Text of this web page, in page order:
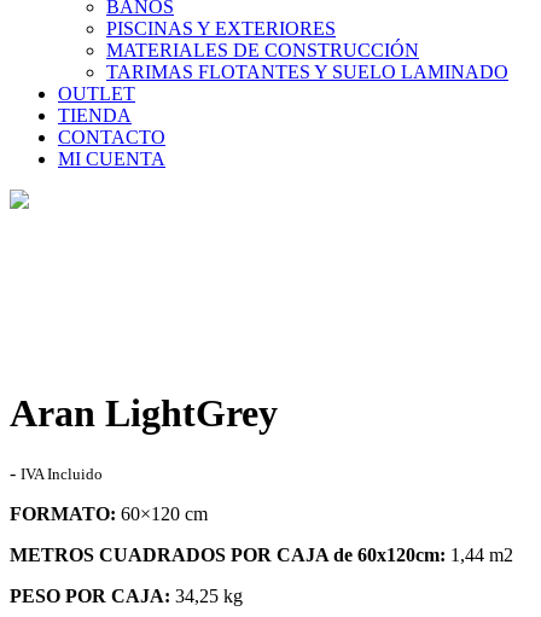
BAÑOS
PISCINAS Y EXTERIORES
MATERIALES DE CONSTRUCCIÓN
TARIMAS FLOTANTES Y SUELO LAMINADO
OUTLET
TIENDA
CONTACTO
MI CUENTA
Aran LightGrey
- Rango
precios:
17,95€
36,00€
IVA Incluido
FORMATO: 60×120 cm
METROS CUADRADOS POR CAJA de 60x120cm: 1,44 m2
PESO POR CAJA: 34,25 kg